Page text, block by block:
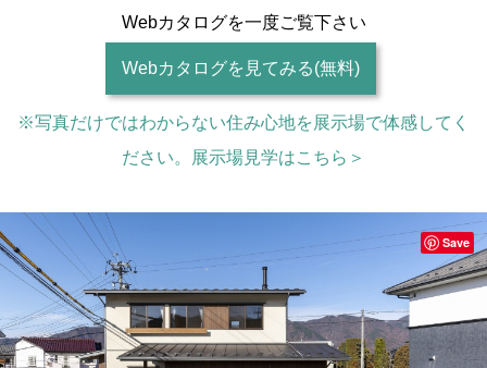
Webカタログを一度ご覧下さい
Webカタログを見てみる(無料)
※写真だけではわからない住み心地を展示場で体感してく
ださい。展示場見学はこちら＞
Save